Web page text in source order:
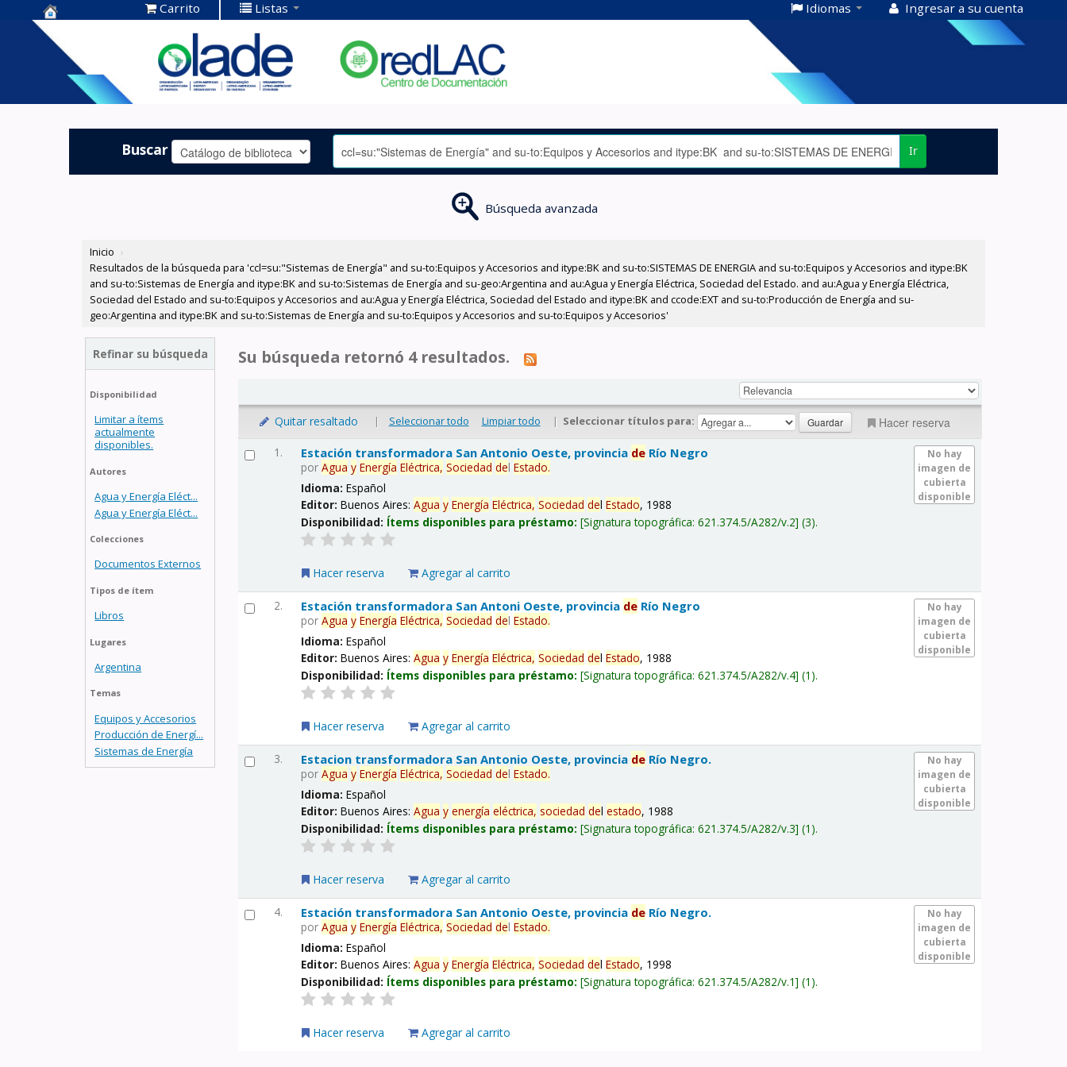
Centro de
Documentación
OLADE -
Carrito Listas Idiomas Ingresar a su cuenta
Buscar Ir
Búsqueda avanzada
Inicio ›
Resultados de la búsqueda para 'ccl=su:"Sistemas de Energía" and su-to:Equipos y Accesorios and itype:BK and su-to:SISTEMAS DE ENERGIA and su-to:Equipos y Accesorios and itype:BK
and su-to:Sistemas de Energía and itype:BK and su-to:Sistemas de Energía and su-geo:Argentina and au:Agua y Energía Eléctrica, Sociedad del Estado. and au:Agua y Energía Eléctrica,
Sociedad del Estado and su-to:Equipos y Accesorios and au:Agua y Energía Eléctrica, Sociedad del Estado and itype:BK and ccode:EXT and su-to:Producción de Energía and su-
geo:Argentina and itype:BK and su-to:Sistemas de Energía and su-to:Equipos y Accesorios and su-to:Equipos y Accesorios'
Refinar su búsqueda
Disponibilidad
Limitar a ítems
actualmente
disponibles.
Autores
Agua y Energía Eléct...
Agua y Energía Eléct...
Colecciones
Documentos Externos
Tipos de ítem
Libros
Lugares
Argentina
Temas
Equipos y Accesorios
Producción de Energí...
Sistemas de Energía
Su búsqueda retornó 4 resultados.
Quitar resaltado | Seleccionar todo Limpiar todo | Seleccionar títulos para: Hacer reserva
1.
No hay
imagen de
cubierta
disponible
Estación transformadora San Antonio Oeste, provincia de Río Negro
porAgua y Energía Eléctrica, Sociedad delEstado.
Idioma:Español
Editor:Buenos Aires:Agua y Energía Eléctrica, Sociedad delEstado, 1988
Disponibilidad: Ítems disponibles para préstamo: Signatura topográfica:621.374.5/A282/v.2 (3).
Hacer reserva Agregar al carrito
2.
No hay
imagen de
cubierta
disponible
Estación transformadora San Antoni Oeste, provincia de Río Negro
porAgua y Energía Eléctrica, Sociedad delEstado.
Idioma:Español
Editor:Buenos Aires:Agua y Energía Eléctrica, Sociedad delEstado, 1988
Disponibilidad: Ítems disponibles para préstamo: Signatura topográfica:621.374.5/A282/v.4 (1).
Hacer reserva Agregar al carrito
3.
No hay
imagen de
cubierta
disponible
Estacion transformadora San Antonio Oeste, provincia de Río Negro.
porAgua y Energía Eléctrica, Sociedad delEstado.
Idioma:Español
Editor:Buenos Aires:Agua y energía eléctrica, sociedad delestado, 1988
Disponibilidad: Ítems disponibles para préstamo: Signatura topográfica:621.374.5/A282/v.3 (1).
Hacer reserva Agregar al carrito
4.
No hay
imagen de
cubierta
disponible
Estación transformadora San Antonio Oeste, provincia de Río Negro.
porAgua y Energía Eléctrica, Sociedad delEstado.
Idioma:Español
Editor:Buenos Aires:Agua y Energía Eléctrica, Sociedad delEstado, 1998
Disponibilidad: Ítems disponibles para préstamo: Signatura topográfica:621.374.5/A282/v.1 (1).
Hacer reserva Agregar al carrito